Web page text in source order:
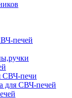
печей
СВЧ-печи
для СВЧ-печей